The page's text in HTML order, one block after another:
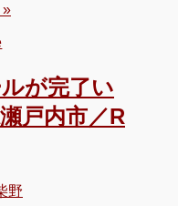
»
が完了い
戸内市／R
野